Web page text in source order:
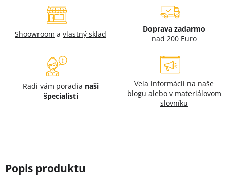
Shoowroom a vlastný sklad
Doprava zadarmo
nad 200 Euro
Radi vám poradia naši
špecialisti
Veľa informácií na naše
blogu alebo v materiálovom
slovníku